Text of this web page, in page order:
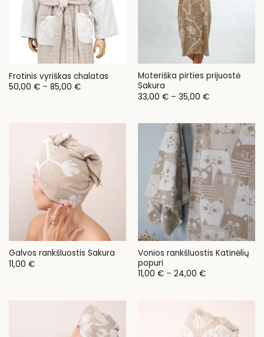
Frotinis vyriškas chalatas
50,00 € – 85,00 €Price
Moteriška pirties prijuostė
Sakura
33,00 € – 35,00 €Price
35,00 €
Galvos rankšluostis Sakura
11,00 €
Vonios rankšluostis Katinėlių
popuri
11,00 € – 24,00 €Price